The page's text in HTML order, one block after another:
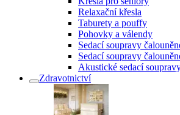
Relaxační křesla
Taburety a pouffy
Pohovky a válendy
Sedací soupravy
Sedací soupravy
Akustické sedací
Zdravotnictví